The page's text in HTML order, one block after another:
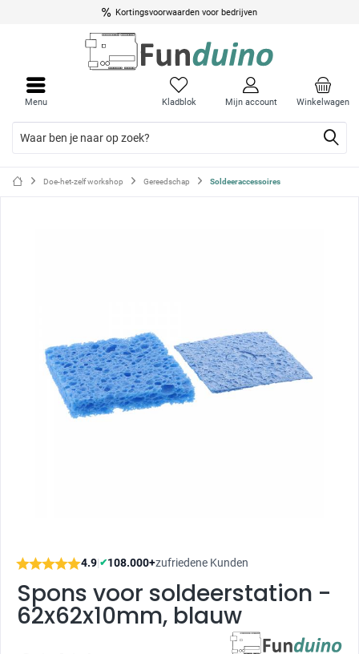
Kortingsvoorwaarden voor bedrijven
Winkelwagen
Kladblok Mijn account
Menu
Doe-het-zelf workshop Gereedschap Soldeeraccessoires
4.9|✔108.000+zufriedene Kunden
Spons voor soldeerstation -
62x62x10mm, blauw